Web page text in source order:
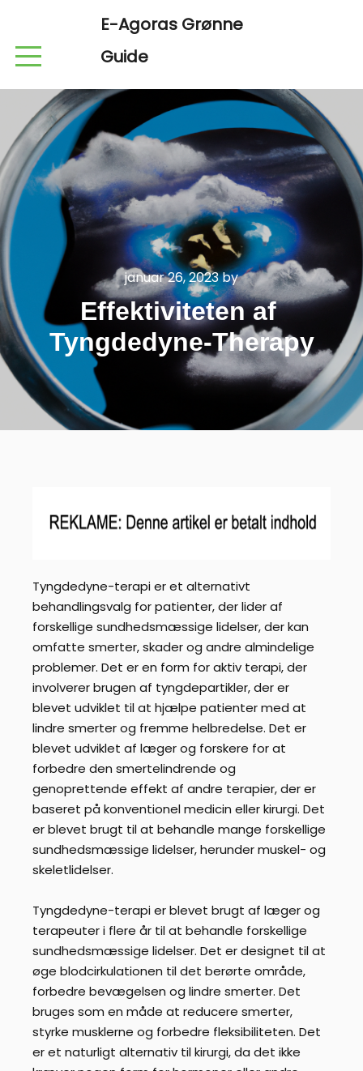
E-Agoras Grønne
Guide
januar 26, 2023by
Effektiviteten af ​​
Tyngdedyne-Therapy
Tyngdedyne-terapi er et alternativt
behandlingsvalg for patienter, der lider af
forskellige sundhedsmæssige lidelser, der kan
omfatte smerter, skader og andre almindelige
problemer. Det er en form for aktiv terapi, der
involverer brugen af ​​tyngdepartikler, der er
blevet udviklet til at hjælpe patienter med at
lindre smerter og fremme helbredelse. Det er
blevet udviklet af læger og forskere for at
forbedre den smertelindrende og
genoprettende effekt af andre terapier, der er
baseret på konventionel medicin eller kirurgi. Det
er blevet brugt til at behandle mange forskellige
sundhedsmæssige lidelser, herunder muskel- og
skeletlidelser.
Tyngdedyne-terapi er blevet brugt af læger og
terapeuter i flere år til at behandle forskellige
sundhedsmæssige lidelser. Det er designet til at
øge blodcirkulationen til det berørte område,
forbedre bevægelsen og lindre smerter. Det
bruges som en måde at reducere smerter,
styrke musklerne og forbedre fleksibiliteten. Det
er et naturligt alternativ til kirurgi, da det ikke